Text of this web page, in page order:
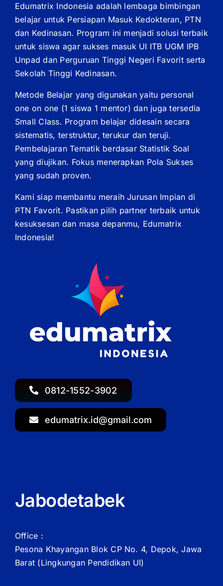
0812-1552-3902
edumatrix.id@gmail.com
Edumatrix Indonesia adalah lembaga bimbingan
belajar untuk Persiapan Masuk Kedokteran, PTN
dan Kedinasan. Program ini menjadi solusi terbaik
untuk siswa agar sukses masuk UI ITB UGM IPB
Unpad dan Perguruan Tinggi Negeri Favorit serta
Sekolah Tinggi Kedinasan.
Metode Belajar yang digunakan yaitu personal
one on one (1 siswa 1 mentor) dan juga tersedia
Small Class. Program belajar didesain secara
sistematis, terstruktur, terukur dan teruji.
Pembelajaran Tematik berdasar Statistik Soal
yang diujikan. Fokus menerapkan Pola Sukses
yang sudah proven.
Kami siap membantu meraih Jurusan Impian di
PTN Favorit. Pastikan pilih partner terbaik untuk
kesuksesan dan masa depanmu, Edumatrix
Indonesia!
Jabodetabek
Office :
Pesona Khayangan Blok CP No. 4, Depok, Jawa
Barat (Lingkungan Pendidikan UI)